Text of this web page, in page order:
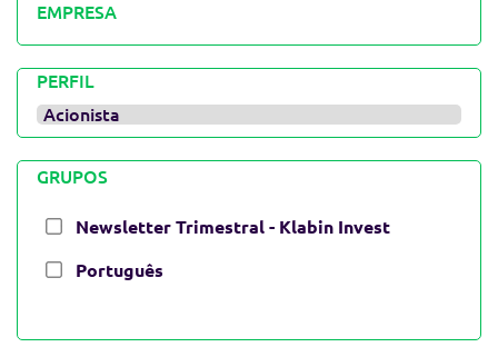
EMPRESA
PERFIL
GRUPOS